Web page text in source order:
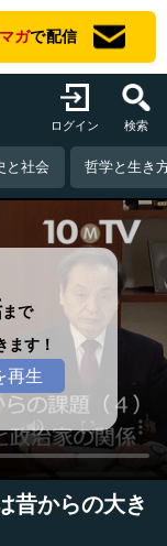
ガで配信
ログイン 検索
と社会 哲学と生き
まで
ます！
再生
昔からの大き